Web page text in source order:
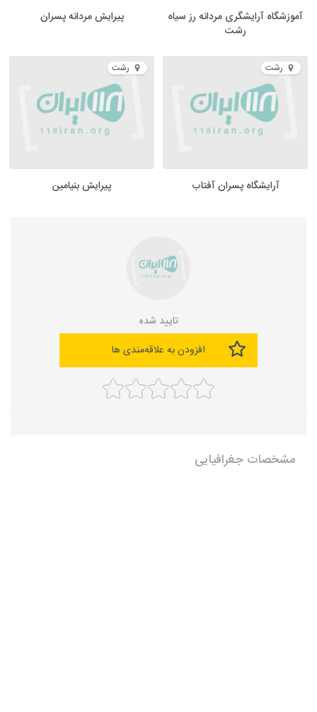
آموزشگاه آرایشگری مردانه رز سیاه
رشت
پیرایش مردانه پسران
رشت
آرایشگاه پسران آفتاب
رشت
پیرایش بنیامین
تایید شده
افزودن به علاقه‌مندی ها
مشخصات جغرافیایی